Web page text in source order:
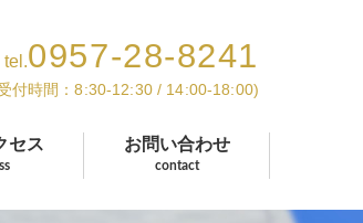
tel.0957-28-8241
付時間：8:30-12:30 / 14:00-18:00)
セス お問い合わせ
contact